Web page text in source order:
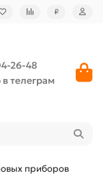
₽
26-48
телеграм
приборов